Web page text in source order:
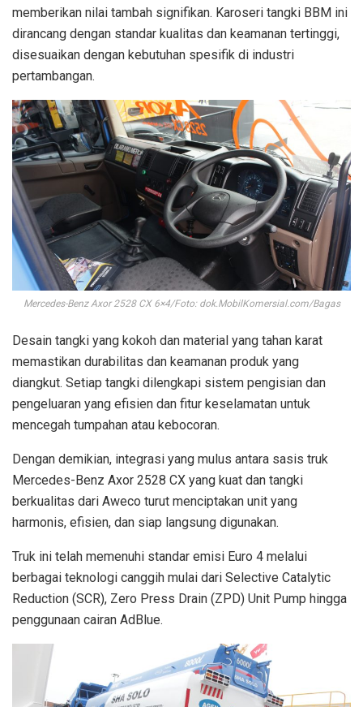
memberikan nilai tambah signifikan. Karoseri tangki BBM ini
dirancang dengan standar kualitas dan keamanan tertinggi,
disesuaikan dengan kebutuhan spesifik di industri
pertambangan.
Mercedes-Benz Axor 2528 CX 6×4/Foto: dok.MobilKomersial.com/Bagas
Desain tangki yang kokoh dan material yang tahan karat
memastikan durabilitas dan keamanan produk yang
diangkut. Setiap tangki dilengkapi sistem pengisian dan
pengeluaran yang efisien dan fitur keselamatan untuk
mencegah tumpahan atau kebocoran.
Dengan demikian, integrasi yang mulus antara sasis truk
Mercedes-Benz Axor 2528 CX yang kuat dan tangki
berkualitas dari Aweco turut menciptakan unit yang
harmonis, efisien, dan siap langsung digunakan.
Truk ini telah memenuhi standar emisi Euro 4 melalui
berbagai teknologi canggih mulai dari Selective Catalytic
Reduction (SCR), Zero Press Drain (ZPD) Unit Pump hingga
penggunaan cairan AdBlue.